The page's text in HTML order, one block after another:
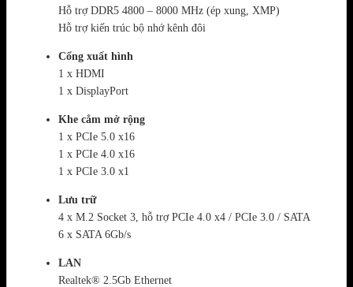
Hỗ trợ DDR5 4800 – 8000 MHz (ép xung, XMP)
Hỗ trợ kiến trúc bộ nhớ kênh đôi
Cổng xuất hình
1 x HDMI
1 x DisplayPort
Khe cắm mở rộng
1 x PCIe 5.0 x16
1 x PCIe 4.0 x16
1 x PCIe 3.0 x1
Lưu trữ
4 x M.2 Socket 3, hỗ trợ PCIe 4.0 x4 / PCIe 3.0 / SATA
6 x SATA 6Gb/s
LAN
Realtek® 2.5Gb Ethernet